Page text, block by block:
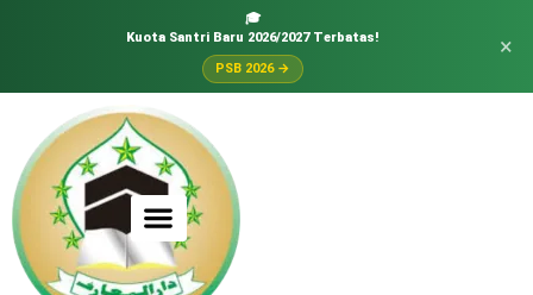
🎓
Kuota Santri Baru 2026/2027 Terbatas!
PSB 2026 →
×